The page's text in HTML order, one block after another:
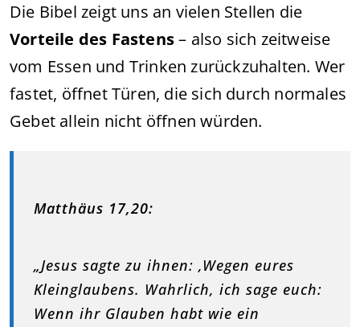
Die Bibel zeigt uns an vielen Stellen die
Vorteile des Fastens– also sich zeitweise
vom Essen und Trinken zurückzuhalten. Wer
fastet, öffnet Türen, die sich durch normales
Gebet allein nicht öffnen würden.
Matthäus 17,20:
„Jesus sagte zu ihnen: ‚Wegen eures
Kleinglaubens. Wahrlich, ich sage euch:
Wenn ihr Glauben habt wie ein